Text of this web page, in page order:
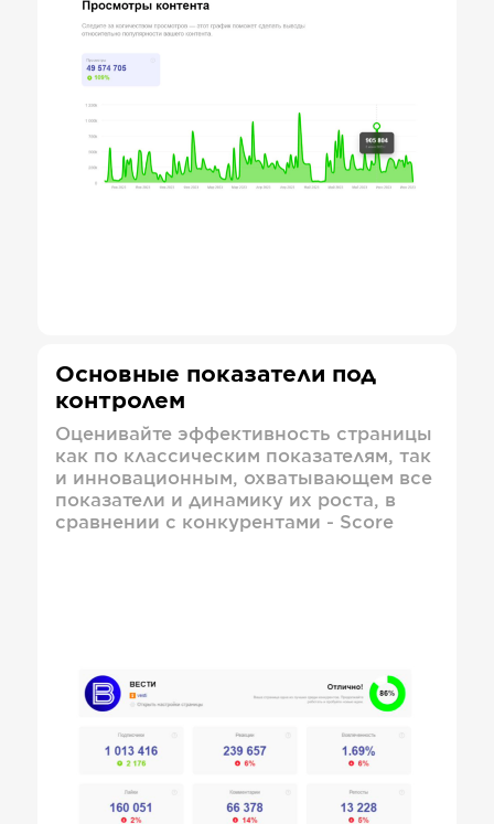
Основные показатели под
контролем
Оценивайте эффективность страницы
как по классическим показателям, так
и инновационным, охватывающем все
показатели и динамику их роста, в
сравнении с конкурентами - Score